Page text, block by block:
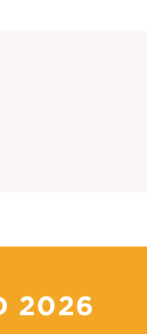
2026